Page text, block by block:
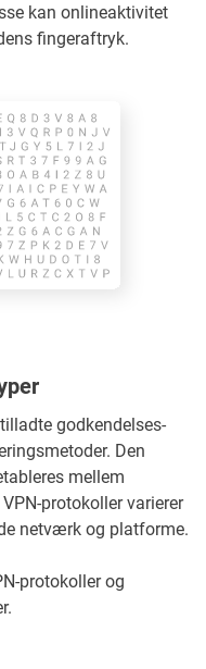
kan onlineaktivitet
fingeraftryk.
godkendelses-
Den
mellem
protokoller varierer
netværk og platforme.
protokoller og